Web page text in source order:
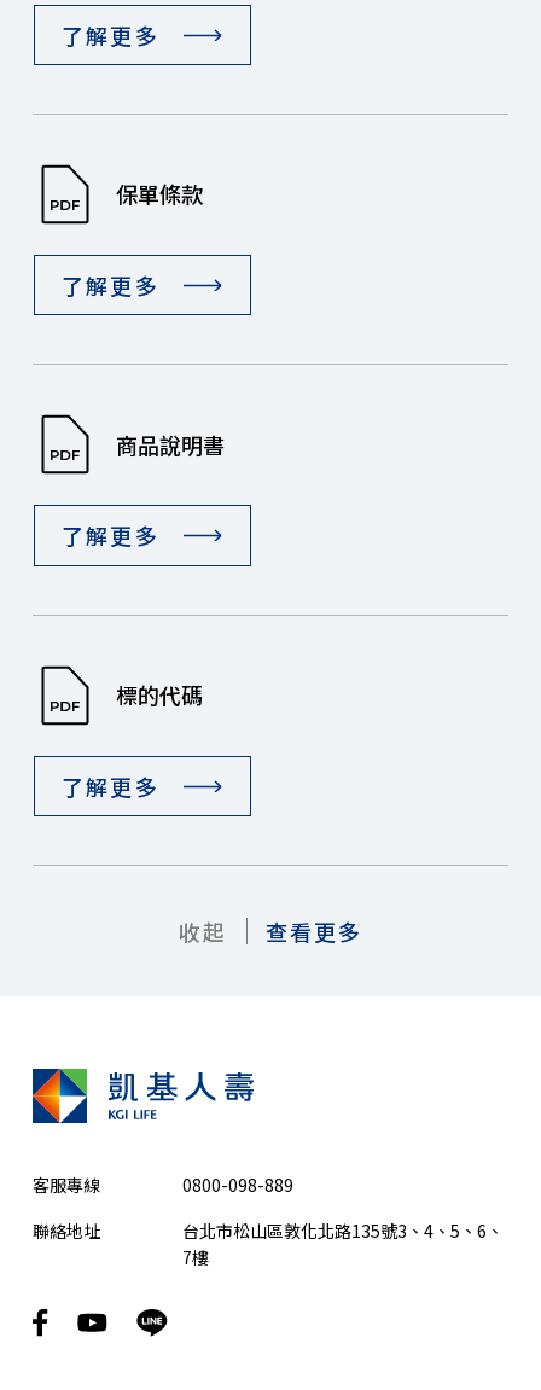
了解更多
保單條款
了解更多
商品說明書
了解更多
標的代碼
了解更多
收起 查看更多
客服專線
0800-098-889
聯絡地址
台北市松山區敦化北路135號3、4、5、6、
7樓